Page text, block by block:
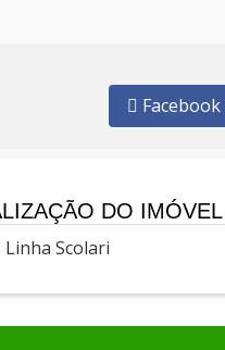
Facebook
DO IMÓVEL
Scolari